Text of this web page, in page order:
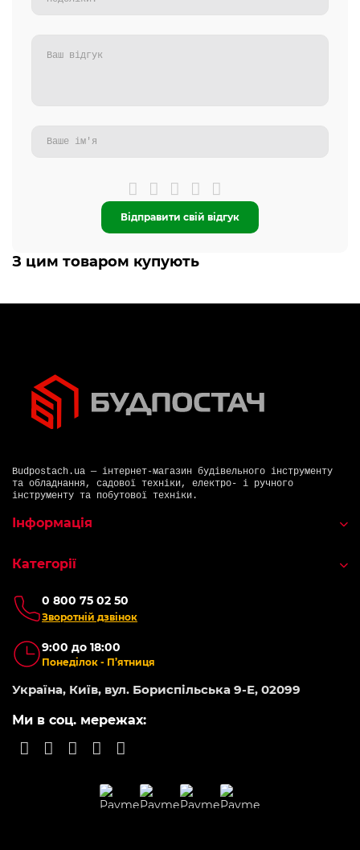
Відправити свій відгук
З цим товаром купують
Budpostach.ua — інтернет-магазин будівельного інструменту
та обладнання, садової техніки, електро- і ручного
інструменту та побутової техніки.
0 800 75 02 50
Зворотній дзвінок
9:00 до 18:00
Понеділок - П’ятниця
Україна, Київ, вул. Бориспільська 9-Е, 02099
Ми в соц. мережах:
Інформація
Категорії